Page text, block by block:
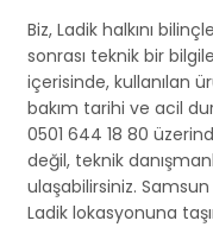
Biz, Ladik halkını
sonrası teknik bir
içerisinde, kullanılan
bakım tarihi ve acil
0501 644 18 80
değil, teknik
ulaşabilirsiniz.
Ladik lokasyonuna